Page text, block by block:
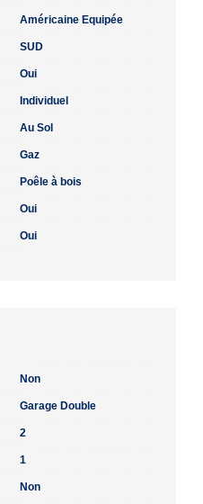
Américaine Equipée
SUD
Oui
Individuel
Au Sol
Gaz
Poêle à bois
Oui
Oui
Non
Garage Double
2
1
Non